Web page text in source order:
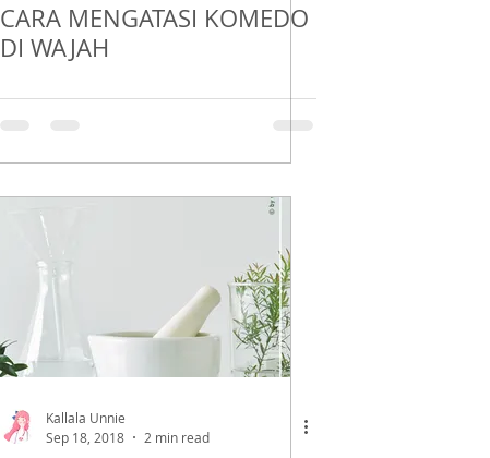
CARA MENGATASI KOMEDO
DI WAJAH
Kallala Unnie
Sep 18, 2018
2 min read